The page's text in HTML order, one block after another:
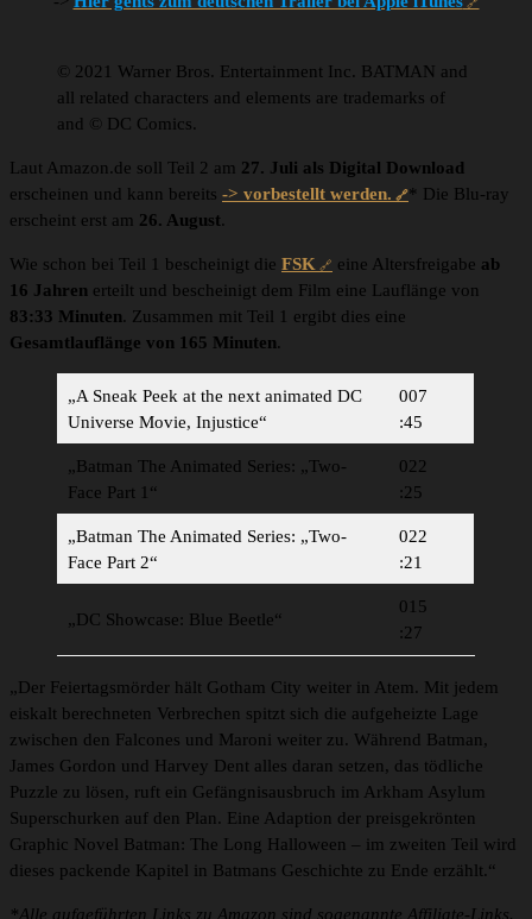
© 2021 Warner Bros. Entertainment Inc. BATMAN and
all related characters and elements are trademarks of
and © DC Comics.
Laut Amazon.de soll Teil 2 am 27. Juli als Digital Download
erscheinen und kann bereits -> vorbestellt werden.
* Die Blu-ray
erscheint erst am 26. August.
Wie schon bei Teil 1 bescheinigt die FSK eine Altersfreigabe ab
16 Jahren erteilt und bescheinigt dem Film eine Lauflänge von
83:33 Minuten. Zusammen mit Teil 1 ergibt dies eine
Gesamtlauflänge von 165 Minuten.
„A Sneak Peek at the next animated DC
Universe Movie, Injustice“
007
:45
„Batman The Animated Series: „Two-
Face Part 1“
022
:25
„Batman The Animated Series: „Two-
Face Part 2“
022
:21
„DC Showcase: Blue Beetle“
015
:27
„Der Feiertagsmörder hält Gotham City weiter in Atem. Mit jedem
eiskalt berechneten Verbrechen spitzt sich die aufgeheizte Lage
zwischen den Falcones und Maroni weiter zu. Während Batman,
James Gordon und Harvey Dent alles daran setzen, das tödliche
Puzzle zu lösen, ruft ein Gefängnisausbruch im Arkham Asylum
Superschurken auf den Plan. Eine Adaption der preisgekrönten
Graphic Novel Batman: The Long Halloween – im zweiten Teil wird
dieses packende Kapitel in Batmans Geschichte zu Ende erzählt.“
*Alle aufgeführten Links zu Amazon sind sogenannte Affiliate-Links.